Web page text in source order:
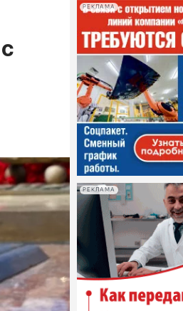
РЕКЛАМА
РЕКЛАМА